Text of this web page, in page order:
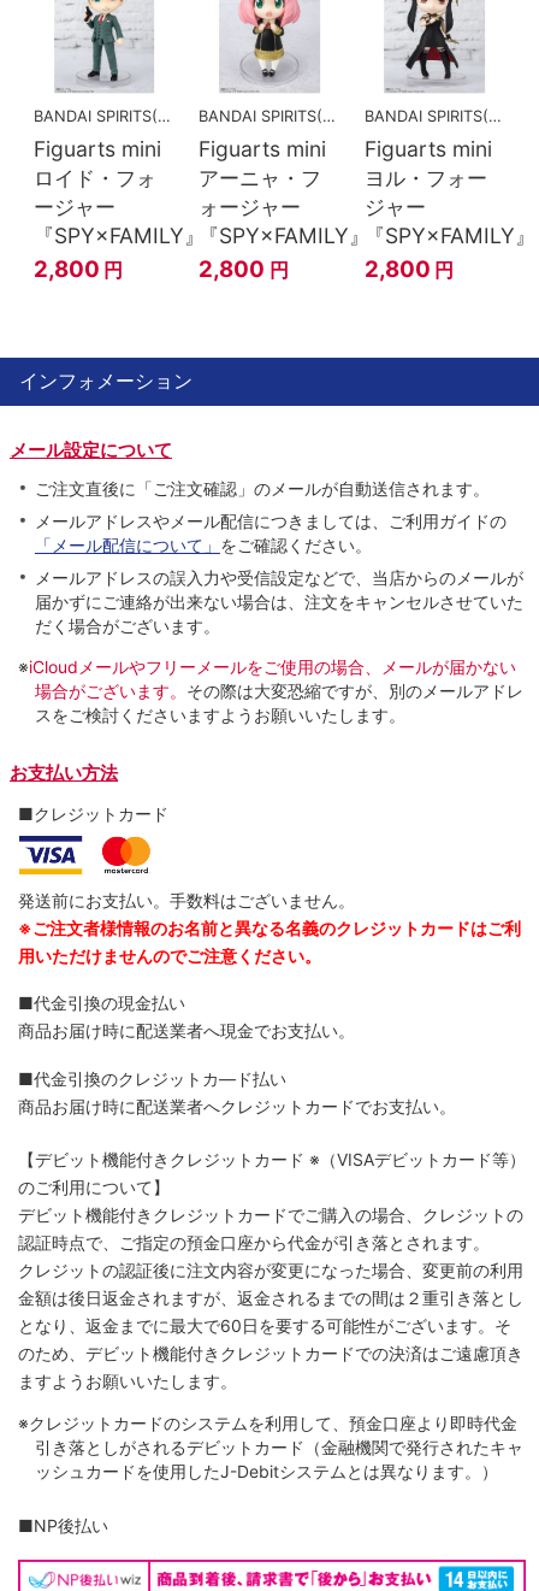
BANDAI SPIRITS(バンダイスピリッツ)
Figuarts mini
ロイド・フォ
ージャー
『SPY×FAMILY』
2,800 円
BANDAI SPIRITS(バンダイスピリッツ)
Figuarts mini
アーニャ・フ
ォージャー
『SPY×FAMILY』
2,800 円
BANDAI SPIRITS(バンダイスピリッツ)
Figuarts mini
ヨル・フォー
ジャー
『SPY×FAMILY』
2,800 円
インフォメーション
メール設定について
ご注文直後に「ご注文確認」のメールが自動送信されます。
メールアドレスやメール配信につきましては、ご利用ガイドの
「メール配信について」 をご確認ください。
メールアドレスの誤入力や受信設定などで、当店からのメールが
届かずにご連絡が出来ない場合は、注文をキャンセルさせていた
だく場合がございます。
※iCloudメールやフリーメールをご使用の場合、メールが届かない
場合がございます。 その際は大変恐縮ですが、別のメールアドレ
スをご検討くださいますようお願いいたします。
お支払い方法
■クレジットカード
発送前にお支払い。手数料はございません。
※ご注文者様情報のお名前と異なる名義のクレジットカードはご利
用いただけませんのでご注意ください。
■代金引換の現金払い
商品お届け時に配送業者へ現金でお支払い。
■代金引換のクレジットカ―ド払い
商品お届け時に配送業者へクレジットカードでお支払い。
【デビット機能付きクレジットカード ※（VISAデビットカード等）
のご利用について】
デビット機能付きクレジットカードでご購入の場合、クレジットの
認証時点で、ご指定の預金口座から代金が引き落とされます。
クレジットの認証後に注文内容が変更になった場合、変更前の利用
金額は後日返金されますが、返金されるまでの間は２重引き落とし
となり、返金までに最大で60日を要する可能性がございます。そ
のため、デビット機能付きクレジットカードでの決済はご遠慮頂き
ますようお願いいたします。
※クレジットカードのシステムを利用して、預金口座より即時代金
引き落としがされるデビットカード（金融機関で発行されたキャ
ッシュカードを使用したJ-Debitシステムとは異なります。）
■NP後払い